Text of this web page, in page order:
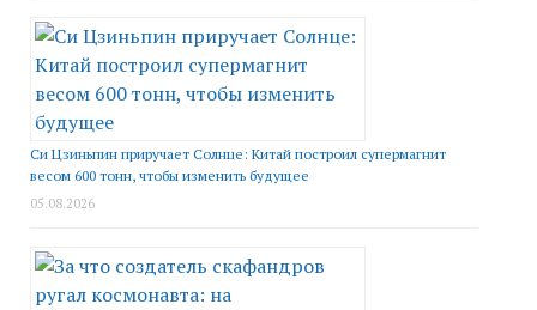
Си Цзиньпин приручает Солнце: Китай построил супермагнит
весом 600 тонн, чтобы изменить будущее
05.08.2026